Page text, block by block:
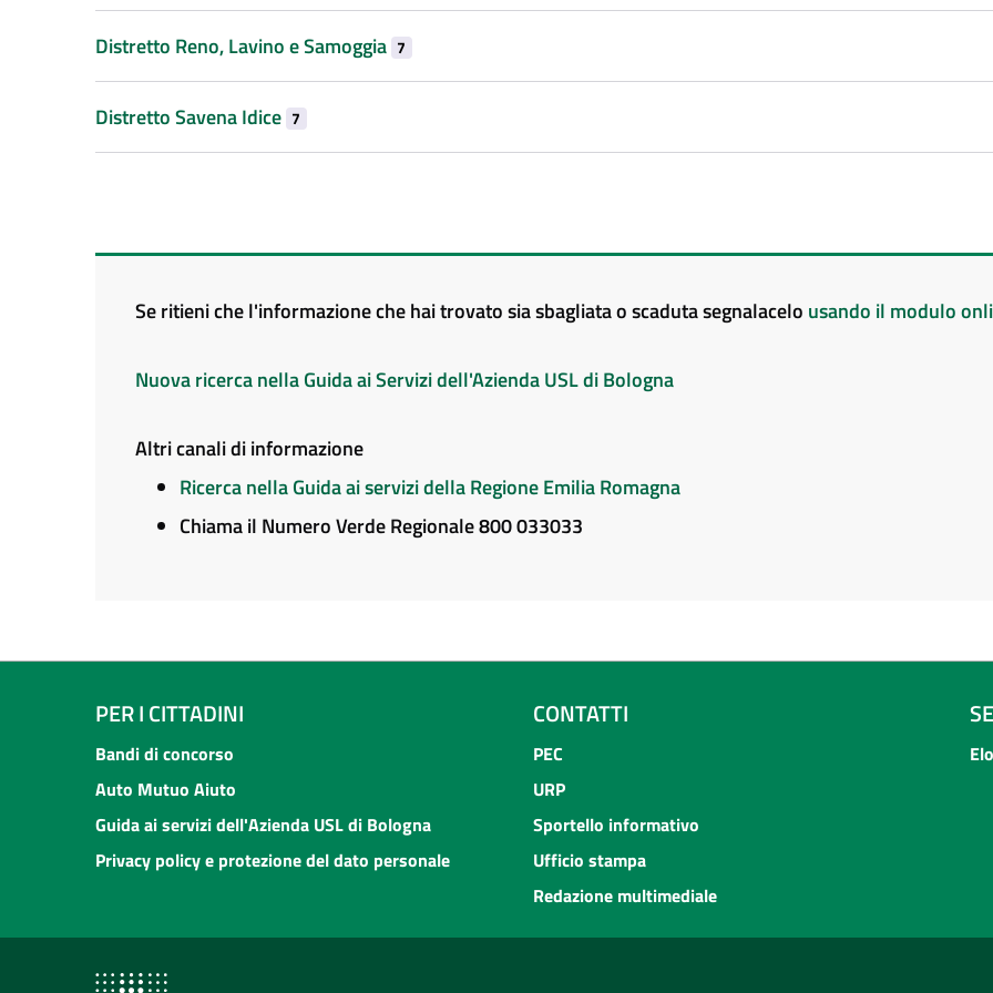
Distretto Reno, Lavino e Samoggia 7
Distretto Savena Idice 7
Se ritieni che l'informazione che hai trovato sia sbagliata o scaduta segnalacelo usando il modulo
Nuova ricerca nella Guida ai Servizi dell'Azienda USL di Bologna
Altri canali di informazione
Ricerca nella Guida ai servizi della Regione Emilia Romagna
Chiama il Numero Verde Regionale 800 033033
PER I CITTADINI
Bandi di concorso
Auto Mutuo Aiuto
Guida ai servizi dell'Azienda USL di Bologna
Privacy policy e protezione del dato personale
CONTATTI
PEC
URP
Sportello informativo
Ufficio stampa
Redazione multimediale